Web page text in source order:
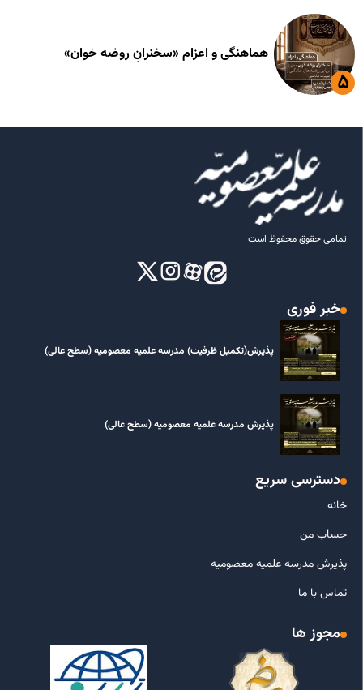
هماهنگی و اعزام «سخنرانِ روضه خوان»
تمامی حقوق محفوظ است
خبر فوری
پذیرش(تکمیل ظرفیت) مدرسه علمیه معصومیه‌ (سطح عالی)
پذیرش مدرسه علمیه معصومیه‌ (سطح عالی)
دسترسی سریع
خانه
حساب من
پذیرش مدرسه علمیه معصومیه
تماس با ما
مجوز ها